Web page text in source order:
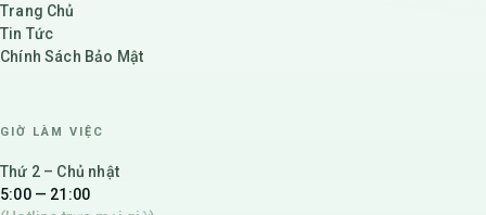
Trang Chủ
Tin Tức
Chính Sách Bảo Mật
GIỜ LÀM VIỆC
Thứ 2 – Chủ nhật
5:00 — 21:00